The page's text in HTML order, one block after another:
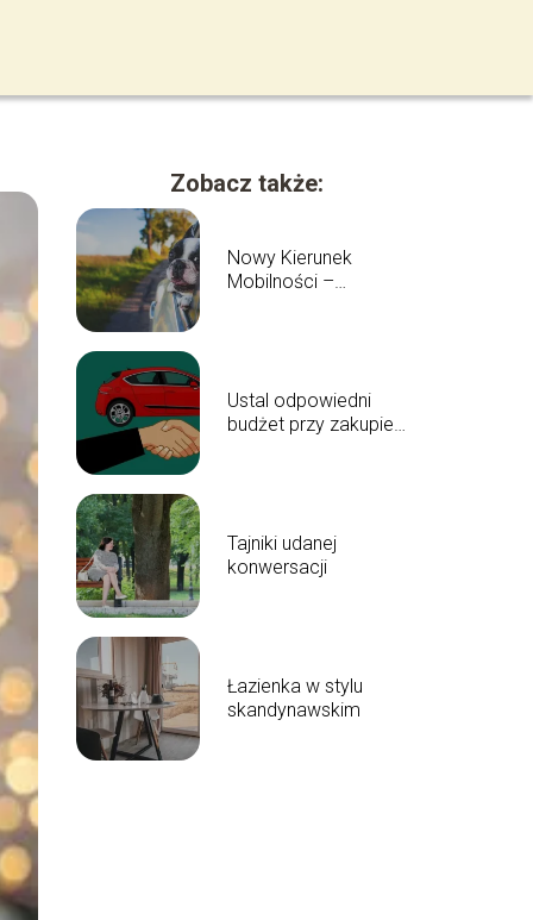
Zobacz także:
Nowy Kierunek
Mobilności –
Ustal odpowiedni
budżet przy zakupie
Tajniki udanej
konwersacji
Łazienka w stylu
skandynawskim